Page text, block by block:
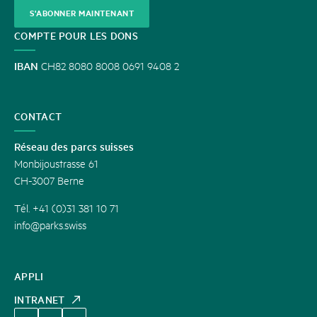
APPLI
INTRANET
S'ABONNER MAINTENANT
COMPTE POUR LES DONS
IBAN CH82 8080 8008 0691 9408 2
CONTACT
Réseau des parcs suisses
Monbijoustrasse 61
CH-3007 Berne
Tél. +41 (0)31 381 10 71
info@parks.swiss